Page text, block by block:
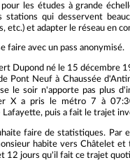
les études à grande
stations qui desservent
etc.) et adapter le réseau en
faire avec un pass anonymisé.
Dupond né le 15 décembre
Pont Neuf à Chaussée
le soir n'apporte pas plus
X a pris le métro 7 à
Lafayette, puis a fait le trajet
faire de statistiques. Par
habite vers Châtelet et
12 jours qu'il fait ce trajet